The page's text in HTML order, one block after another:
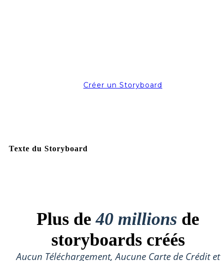
Créer un Storyboard
Texte du Storyboard
Plus de40 millions de
storyboards créés
Aucun Téléchargement, Aucune Carte de Crédit et